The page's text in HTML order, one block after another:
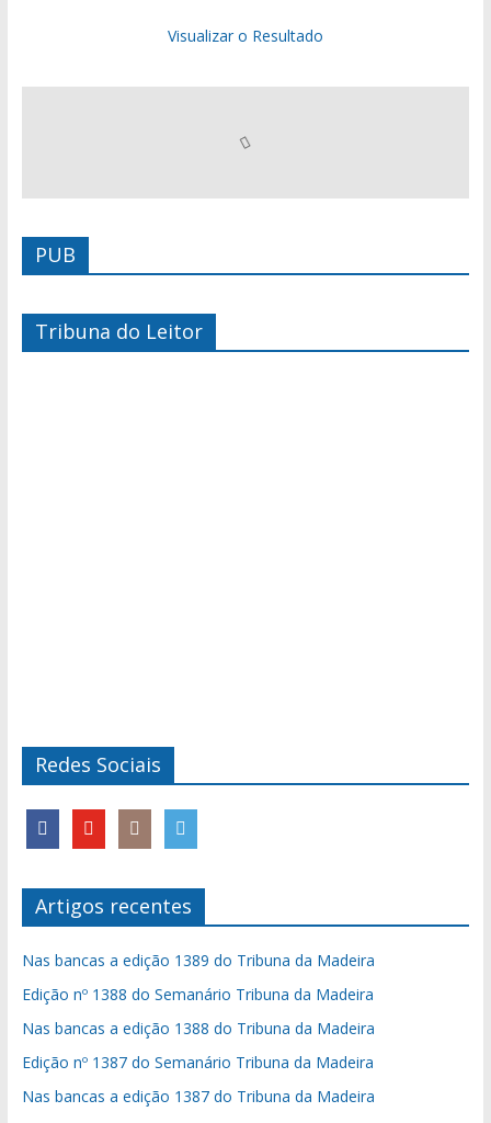
Visualizar o Resultado
PUB
Tribuna do Leitor
Redes Sociais
Artigos recentes
Nas bancas a edição 1389 do Tribuna da Madeira
Edição nº 1388 do Semanário Tribuna da Madeira
Nas bancas a edição 1388 do Tribuna da Madeira
Edição nº 1387 do Semanário Tribuna da Madeira
Nas bancas a edição 1387 do Tribuna da Madeira